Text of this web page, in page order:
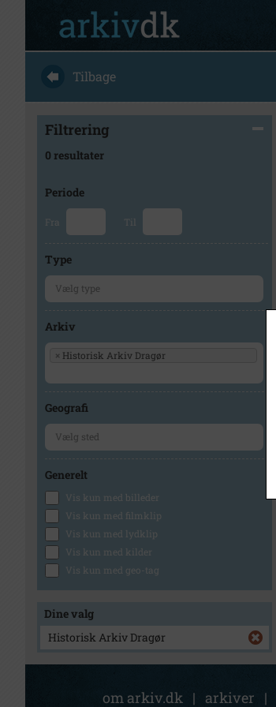
Tilbage
Filtrering
0 resultater
Periode
Fra Til
Type
Arkiv
× Historisk Arkiv Dragør
Geografi
Generelt
Vis kun med billeder
Vis kun med filmklip
Vis kun med lydklip
Vis kun med kilder
Vis kun med geo-tag
Dine valg
Historisk Arkiv Dragør
om arkiv.dk | arkiver |